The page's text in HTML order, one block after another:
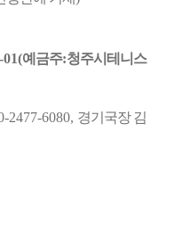
01(예금주:청주시테니스
2477-6080, 경기국장 김